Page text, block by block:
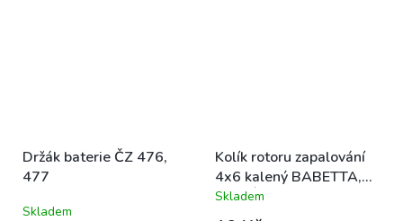
Držák baterie ČZ 476,
477
Skladem
Kolík rotoru zapalování
4x6 kalený BABETTA,
PIONÝR, JAWA, ČZ
Průměrné
hodnocení
Skladem